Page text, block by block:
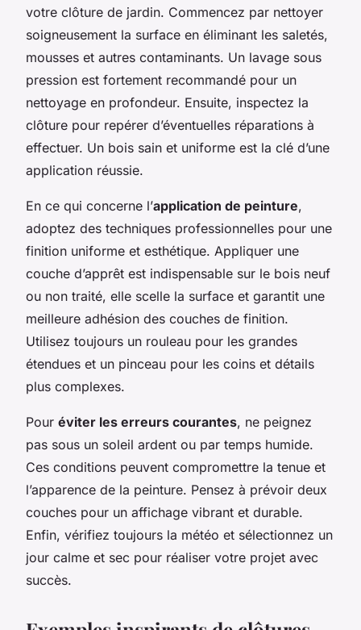
votre clôture de jardin. Commencez par nettoyer
soigneusement la surface en éliminant les saletés,
mousses et autres contaminants. Un lavage sous
pression est fortement recommandé pour un
nettoyage en profondeur. Ensuite, inspectez la
clôture pour repérer d’éventuelles réparations à
effectuer. Un bois sain et uniforme est la clé d’une
application réussie.
En ce qui concerne l’application de peinture,
adoptez des techniques professionnelles pour une
finition uniforme et esthétique. Appliquer une
couche d’apprêt est indispensable sur le bois neuf
ou non traité, elle scelle la surface et garantit une
meilleure adhésion des couches de finition.
Utilisez toujours un rouleau pour les grandes
étendues et un pinceau pour les coins et détails
plus complexes.
Pour éviter les erreurs courantes, ne peignez
pas sous un soleil ardent ou par temps humide.
Ces conditions peuvent compromettre la tenue et
l’apparence de la peinture. Pensez à prévoir deux
couches pour un affichage vibrant et durable.
Enfin, vérifiez toujours la météo et sélectionnez un
jour calme et sec pour réaliser votre projet avec
succès.